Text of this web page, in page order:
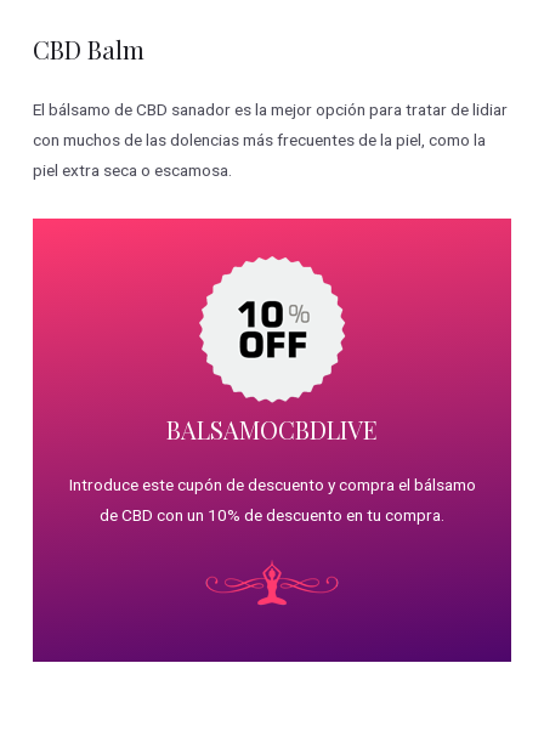
CBD Balm
El bálsamo de CBD sanador es la mejor opción para tratar de lidiar
con muchos de las dolencias más frecuentes de la piel, como la
piel extra seca o escamosa.
BALSAMOCBDLIVE
Introduce este cupón de descuento y compra el bálsamo
de CBD con un 10% de descuento en tu compra.